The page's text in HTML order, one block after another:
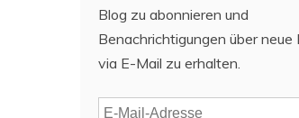
Blog zu abonnieren und
Benachrichtigungen über neue
via E-Mail zu erhalten.
E-